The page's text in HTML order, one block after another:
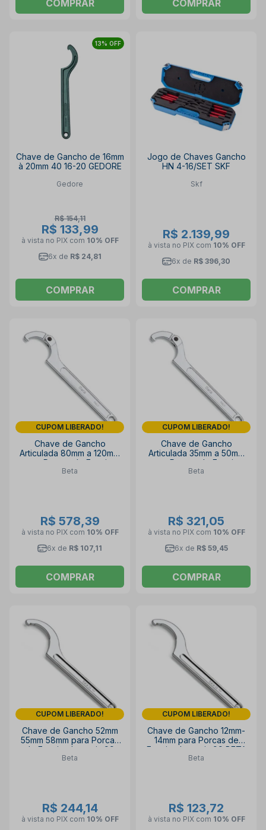
COMPRAR COMPRAR
13% OFF
Chave de Gancho de 16mm
à 20mm 40 16-20 GEDORE
Gedore
R$ 154,11
R$ 133,99
à vista no PIX com 10% OFF
6x de R$ 24,81
COMPRAR
Jogo de Chaves Gancho
HN 4-16/SET SKF
Skf
R$ 2.139,99
à vista no PIX com 10% OFF
6x de R$ 396,30
COMPRAR
CUPOM LIBERADO!
Chave de Gancho
Articulada 80mm a 120mm
para Porcas de Encaixe
Laterais 99SQ-80-120
Beta
R$ 578,39
à vista no PIX com 10% OFF
6x de R$ 107,11
COMPRAR
CUPOM LIBERADO!
Chave de Gancho
Articulada 35mm a 50mm
para Porcas de Encaixe
Laterais 99SQ-35-50 BETA
Beta
R$ 321,05
à vista no PIX com 10% OFF
6x de R$ 59,45
COMPRAR
CUPOM LIBERADO!
Chave de Gancho 52mm
55mm 58mm para Porcas
de Encaixe Laterais 99
BETA
Beta
R$ 244,14
à vista no PIX com 10% OFF
CUPOM LIBERADO!
Chave de Gancho 12mm-
14mm para Porcas de
Encaixe Laterais 99 BETA
Beta
R$ 123,72
à vista no PIX com 10% OFF